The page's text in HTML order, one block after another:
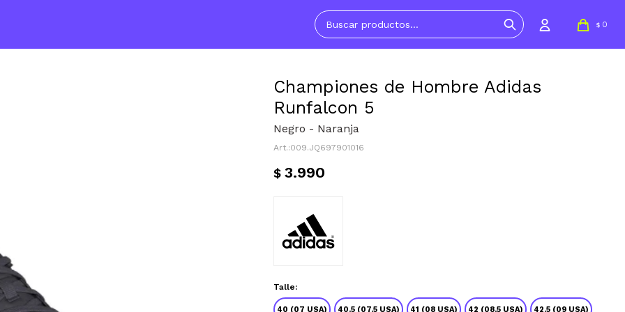
$ 0
Championes de Hombre Adidas
Runfalcon 5
Negro - Naranja
009.JQ697901016
$ 3.990
Talle:
40 (07 USA) 40.5 (07.5 USA) 41 (08 USA) 42 (08.5 USA) 42.5 (09 USA)